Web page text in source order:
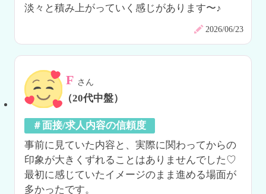
淡々と積み上がっていく感じがあります〜♪
2026/06/23
F さん
（20代中盤）
＃面接/求人内容の信頼度
事前に見ていた内容と、実際に関わってからの
印象が大きくずれることはありませんでした♡
最初に感じていたイメージのまま進める場面が
多かったです。